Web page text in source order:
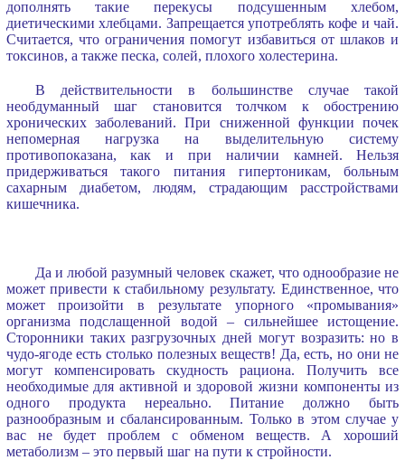
дополнять такие перекусы подсушенным хлебом,
диетическими хлебцами. Запрещается употреблять кофе и чай.
Считается, что ограничения помогут избавиться от шлаков и
токсинов, а также песка, солей, плохого холестерина.
В действительности в большинстве случае такой
необдуманный шаг становится толчком к обострению
хронических заболеваний. При сниженной функции почек
непомерная нагрузка на выделительную систему
противопоказана, как и при наличии камней. Нельзя
придерживаться такого питания гипертоникам, больным
сахарным диабетом, людям, страдающим расстройствами
кишечника.
Да и любой разумный человек скажет, что однообразие не
может привести к стабильному результату. Единственное, что
может произойти в результате упорного «промывания»
организма подслащенной водой – сильнейшее истощение.
Сторонники таких разгрузочных дней могут возразить: но в
чудо-ягоде есть столько полезных веществ! Да, есть, но они не
могут компенсировать скудность рациона. Получить все
необходимые для активной и здоровой жизни компоненты из
одного продукта нереально. Питание должно быть
разнообразным и сбалансированным. Только в этом случае у
вас не будет проблем с обменом веществ. А хороший
метаболизм – это первый шаг на пути к стройности.